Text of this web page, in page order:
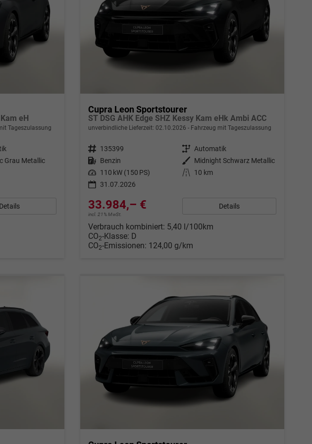
eH
Tageszulassung
Grau Metallic
Details
Cupra Leon Sportstourer
ST DSG AHK Edge SHZ Kessy Kam eHk Ambi ACC
unverbindliche Lieferzeit: 02.10.2026 Fahrzeug mit Tageszulassung
Fahrzeugnr. 135399 Getriebe Automatik
Kraftstoff Benzin Außenfarbe Midnight Schwarz Metallic
Leistung 110 kW (150 PS) Kilometerstand
10 km
31.07.2026
33.984,– €
incl. 21% MwSt.
Details
Verbrauch kombiniert: 5,40 l/100km
CO2-Klasse: D
CO2-Emissionen: 124,00 g/km